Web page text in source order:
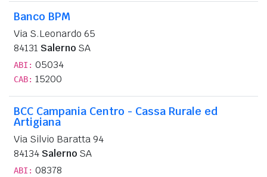
Banco BPM
Via S.Leonardo 65
84131 Salerno SA
ABI: 05034
CAB: 15200
BCC Campania Centro - Cassa Rurale ed
Artigiana
Via Silvio Baratta 94
84134 Salerno SA
ABI: 08378